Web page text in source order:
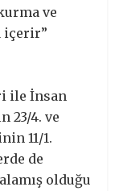
ve
içerir”
ile İnsan
23/4. ve
11/1.
de
olduğu